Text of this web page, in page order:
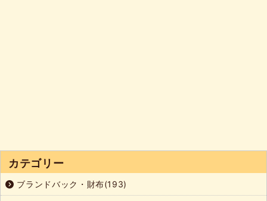
カテゴリー
ブランドバック・財布(193)